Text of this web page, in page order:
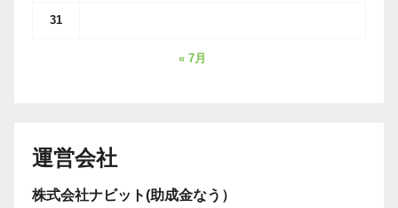
31
« 7月
運営会社
株式会社ナビット(助成金なう）